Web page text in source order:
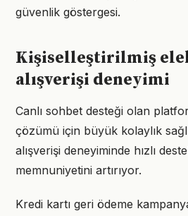
güvenlik göstergesi.
Kişiselleştirilmiş
alışverişi deneyimi
Canlı sohbet desteği olan
çözümü için büyük kolaylık
alışverişi deneyiminde hızlı
memnuniyetini artırıyor.
Kredi kartı geri ödeme